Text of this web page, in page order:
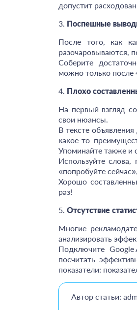
допустит
3. Поспешные
После того, как
разочаровываются,
Соберите
можно только после
4. Плохо
На первый взгляд
свои нюансы.
В тексте
какое-то
Упоминайте также и
Используйте
«попробуйте
Хорошо
раз!
5. Отсутствие
Многие
анализировать
Подключите Google
посчитать
показатели:
Автор статьи: